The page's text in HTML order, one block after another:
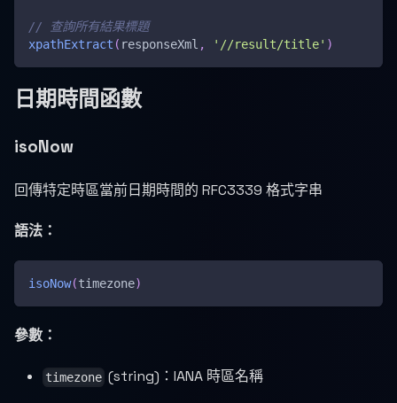
// 查詢所有結果標題
xpathExtract ( responseXml , '//result/title' )
日期時間函數
isoNow
回傳特定時區當前日期時間的 RFC3339 格式字串
語法：
isoNow(timezone)
參數：
timezone (string)：IANA 時區名稱